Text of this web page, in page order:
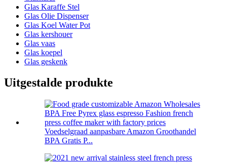
Glas Karaffe Stel
Glas Olie Dispenser
Glas Koel Water Pot
Glas kershouer
Glas vaas
Glas koepel
Glas geskenk
Uitgestalde produkte
Voedselgraad aanpasbare Amazon Groothandel
BPA Gratis P...